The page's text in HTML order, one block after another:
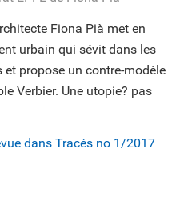
Fiona Pià met en
urbain qui sévit dans les
propose un contre-modèle
Verbier. Une utopie? pas
dans Tracés no 1/2017